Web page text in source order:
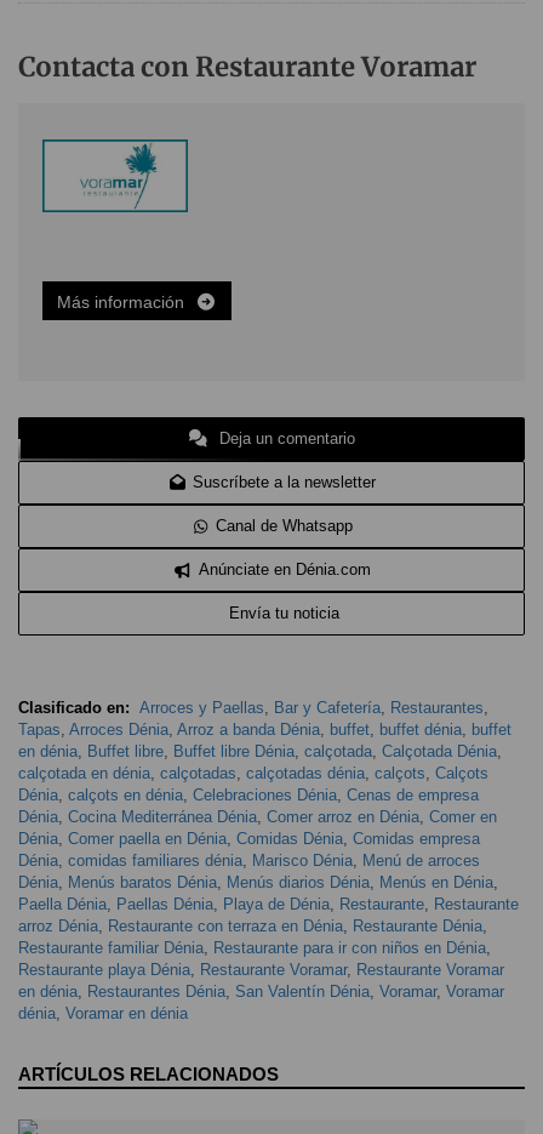
Contacta con Restaurante Voramar
Más información
Deja un comentario
Suscríbete a la newsletter
Canal de Whatsapp
Anúnciate en Dénia.com
Envía tu noticia
Clasificado en: Arroces y Paellas, Bar y Cafetería, Restaurantes,
Tapas, Arroces Dénia, Arroz a banda Dénia, buffet, buffet dénia, buffet
en dénia, Buffet libre, Buffet libre Dénia, calçotada, Calçotada Dénia,
calçotada en dénia, calçotadas, calçotadas dénia, calçots, Calçots
Dénia, calçots en dénia, Celebraciones Dénia, Cenas de empresa
Dénia, Cocina Mediterránea Dénia, Comer arroz en Dénia, Comer en
Dénia, Comer paella en Dénia, Comidas Dénia, Comidas empresa
Dénia, comidas familiares dénia, Marisco Dénia, Menú de arroces
Dénia, Menús baratos Dénia, Menús diarios Dénia, Menús en Dénia,
Paella Dénia, Paellas Dénia, Playa de Dénia, Restaurante, Restaurante
arroz Dénia, Restaurante con terraza en Dénia, Restaurante Dénia,
Restaurante familiar Dénia, Restaurante para ir con niños en Dénia,
Restaurante playa Dénia, Restaurante Voramar, Restaurante Voramar
en dénia, Restaurantes Dénia, San Valentín Dénia, Voramar, Voramar
dénia, Voramar en dénia
ARTÍCULOS RELACIONADOS